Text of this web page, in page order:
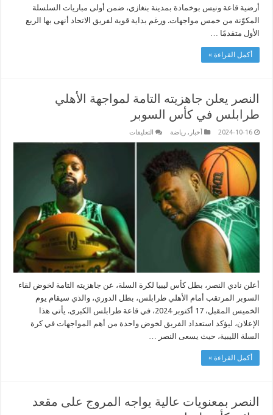
أرضية قاعة ونيس بوخمادة بمدينة بنغازي، ضمن أولى مباريات السلسلة
المكوّنة من خمس مواجهات. ورغم بداية قوية لفريق الاتحاد أنهى بها الربع
الأول متقدمًا …
أكمل القراءة »
النصر يعلن جاهزيته التامة لمواجهة الأهلي
طرابلس في كأس السوبر
2024-10-16 أخبار ,رياضة التعليقات
السوبر
مغلقة
أعلن نادي النصر، بطل كأس ليبيا لكرة السلة، عن جاهزيته التامة لخوض لقاء
السوبر المرتقب أمام الأهلي طرابلس، بطل الدوري، والذي سيقام يوم
الخميس المقبل، 17 أكتوبر 2024، في قاعة طرابلس الكبرى. يأتي هذا
الإعلان، ليؤكد استعداد الفريق لخوض واحدة من أهم المواجهات في كرة
السلة الليبية، حيث يسعى النصر …
أكمل القراءة »
النصر بمعنويات عالية يواجه المروج على مقعد